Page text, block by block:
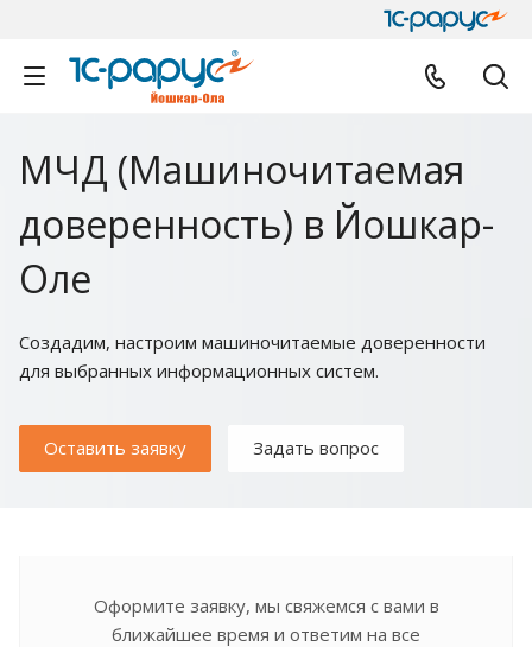
МЧД (Машиночитаемая
доверенность) в Йошкар-
Оле
Создадим, настроим машиночитаемые доверенности
для выбранных информационных систем.
Оставить заявку Задать вопрос
Оформите заявку, мы свяжемся с вами в
ближайшее время и ответим на все